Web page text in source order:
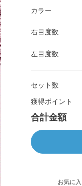
カラー
右目度数
左目度数
セット数
獲得ポイント
合計金額
お気に